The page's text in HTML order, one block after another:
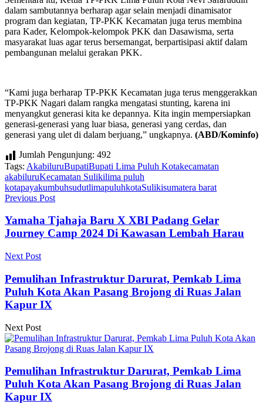
dalam sambutannya berharap agar selain menjadi dinamisator
program dan kegiatan, TP-PKK Kecamatan juga terus membina
para Kader, Kelompok-kelompok PKK dan Dasawisma, serta
masyarakat luas agar terus bersemangat, berpartisipasi aktif dalam
pembangunan melalui gerakan PKK.
“Kami juga berharap TP-PKK Kecamatan juga terus menggerakkan
TP-PKK Nagari dalam rangka mengatasi stunting, karena ini
menyangkut generasi kita ke depannya. Kita ingin mempersiapkan
generasi-generasi yang luar biasa, generasi yang cerdas, dan
generasi yang ulet di dalam berjuang,” ungkapnya. (ABD/Kominfo)
Jumlah Pengunjung: 492
Tags: AkabiluruBupatiBupati Lima Puluh Kotakecamatan
akabiluruKecamatan Sulikilima puluh
kotapayakumbuhsudutlimapuluhkotaSulikisumatera barat
Previous Post
Yamaha Tjahaja Baru X XBI Padang Gelar
Journey Camp 2024 Di Kawasan Lembah Harau
Next Post
Pemulihan Infrastruktur Darurat, Pemkab Lima
Puluh Kota Akan Pasang Brojong di Ruas Jalan
Kapur IX
Next Post
Pemulihan Infrastruktur Darurat, Pemkab Lima
Puluh Kota Akan Pasang Brojong di Ruas Jalan
Kapur IX